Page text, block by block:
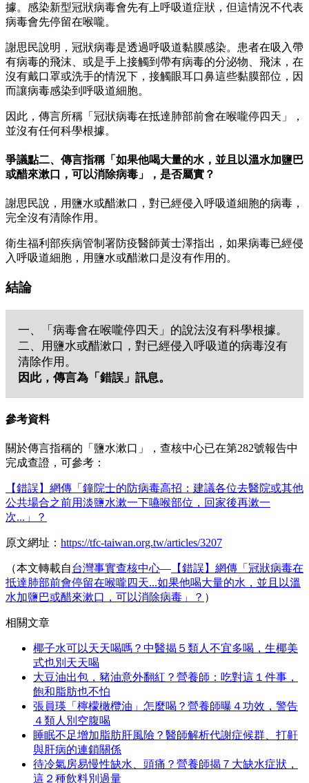
據。感染新型冠狀病毒會先有上呼吸道症狀，但這情況不代表
病毒會先停留在喉嚨。
謝思民說明，冠狀病毒是透過呼吸道黏膜感染。患者在吸入帶
有病毒的飛沫、或是手上接觸到帶有病毒的分泌物、飛沫，在
沒有戴口罩或洗手的情況下，接觸眼耳口鼻這些黏膜部位，因
而讓病毒感染到呼吸道細胞。
因此，傳言所稱「冠狀病毒在抵達肺部前會在喉嚨停四天」，
並沒有任何科學根據。
爭議點二、傳言指稱「如果他喝大量的水，並且以溫水加鹽巴
或醋來漱口，可以消除病毒」，是否屬實？
謝思民說，用鹽水或醋漱口，對已經侵入呼吸道細胞的病毒，
完全沒有清除作用。
衛生福利部疾病管制署防疫醫師黃士澤指出，如果病毒已經侵
入呼吸道細胞，用鹽水或醋漱口是沒有作用的。
結論
一、「病毒會在喉嚨停四天」的說法沒有科學根據。
二、用鹽水或醋漱口，對已經侵入呼吸道的病毒沒有
清除作用。
因此，傳言為「錯誤」訊息。
參考資料
關於傳言指稱的「鹽水漱口」，查核中心已在第282號報告中
完成查證，可參考：
【錯誤】網傳「鐘院士的防病毒高招：建議各位去醫院或其他
公共場合之前用淡鹽水漱一下嚥喉部位，回家後再漱一
次...」？
原文網址： https://tfc-taiwan.org.tw/articles/3207
（本文轉載自台灣事實查核中心— 【錯誤】網傳「冠狀病毒在
抵達肺部前會停留在喉嚨四天...如果他喝大量的水，並且以溫
水加鹽巴或醋來漱口，可以消除病毒」？ ）
相關文章
椰子水可以天天喝嗎？中醫揭５類人不宜多喝，生椰美
式也別天天喝
大豆油出包，豬油意外翻紅？營養師：吃對這１件事，
飽和脂肪也不怕
張員瑛「檸檬橄欖油」怎麼喝？營養師曝４功效，警告
４類人別空腹喝
睡眠不足增加脂肪肝風險？醫師解析代謝症候群、打鼾
與肝病的連鎖關係
待冷氣房易慢性缺水、頭痛？營養師揭７大缺水症狀，
這２種飲料別過量